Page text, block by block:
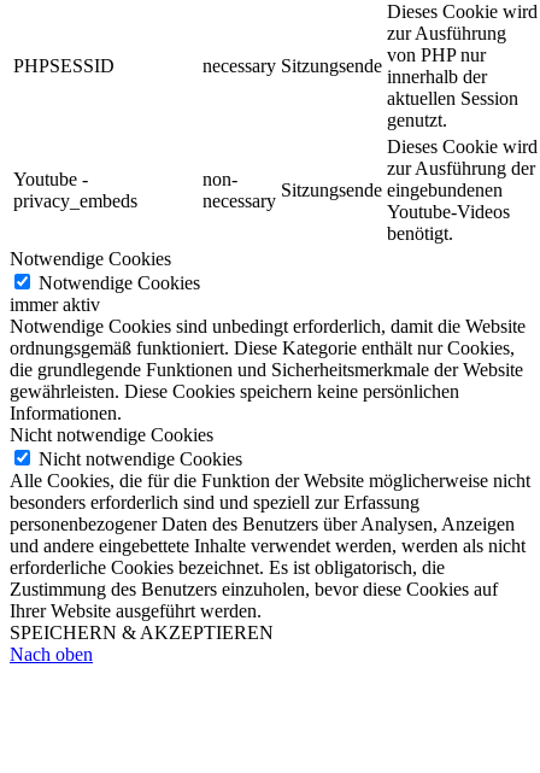
PHPSESSID necessary Sitzungsende
Dieses Cookie wird
zur Ausführung
von PHP nur
innerhalb der
aktuellen Session
genutzt.
Youtube -
privacy_embeds
non-
necessary
Sitzungsende
Dieses Cookie wird
zur Ausführung der
eingebundenen
Youtube-Videos
benötigt.
Notwendige Cookies
Notwendige Cookies
immer aktiv
Notwendige Cookies sind unbedingt erforderlich, damit die Website
ordnungsgemäß funktioniert. Diese Kategorie enthält nur Cookies,
die grundlegende Funktionen und Sicherheitsmerkmale der Website
gewährleisten. Diese Cookies speichern keine persönlichen
Informationen.
Nicht notwendige Cookies
Nicht notwendige Cookies
Alle Cookies, die für die Funktion der Website möglicherweise nicht
besonders erforderlich sind und speziell zur Erfassung
personenbezogener Daten des Benutzers über Analysen, Anzeigen
und andere eingebettete Inhalte verwendet werden, werden als nicht
erforderliche Cookies bezeichnet. Es ist obligatorisch, die
Zustimmung des Benutzers einzuholen, bevor diese Cookies auf
Ihrer Website ausgeführt werden.
SPEICHERN & AKZEPTIEREN
Nach oben